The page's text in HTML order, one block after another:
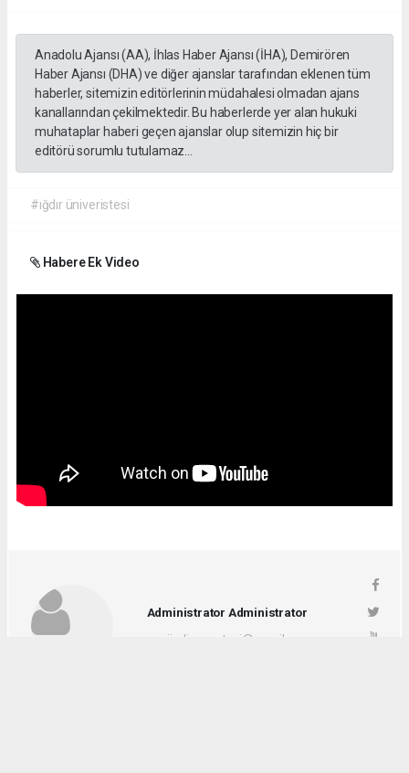
Anadolu Ajansı (AA), İhlas Haber Ajansı (İHA), Demirören
Haber Ajansı (DHA) ve diğer ajanslar tarafından eklenen tüm
haberler, sitemizin editörlerinin müdahalesi olmadan ajans
kanallarından çekilmektedir. Bu haberlerde yer alan hukuki
muhataplar haberi geçen ajanslar olup sitemizin hiç bir
editörü sorumlu tutulamaz...
#ığdır üniveristesi
Habere Ek Video
Administrator Administrator
yeniigdirgazetesi@gmail.com